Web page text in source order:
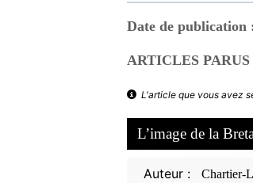
Date de publication
ARTICLES
L'article que vous avez
L’image de la
Auteur : Chartier-